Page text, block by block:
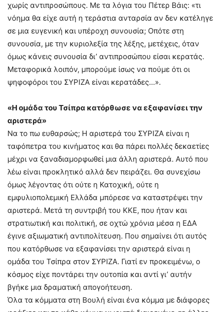
χωρίς αντιπροσώπους. Με τα λόγια του Πέτερ Βάις: «τι
νόημα θα είχε αυτή η τεράστια ανταρσία αν δεν κατέληγε
σε μια ευγενική και υπέροχη συνουσία; Οπότε στη
συνουσία, με την κυριολεξία της λέξης, μετέχεις, όταν
όμως κάνεις συνουσία δι’ αντιπροσώπου είσαι κερατάς.
Μεταφορικά λοιπόν, μπορούμε ίσως να πούμε ότι οι
ψηφοφόροι του ΣΥΡΙΖΑ είναι κερατάδες…».
«Η ομάδα του Τσίπρα κατόρθωσε να εξαφανίσει την
αριστερά»
Να το πω ευθαρσώς; Η αριστερά του ΣΥΡΙΖΑ είναι η
ταφόπετρα του κινήματος και θα πάρει πολλές δεκαετίες
μέχρι να ξαναδιαμορφωθεί μια άλλη αριστερά. Αυτό που
λέω είναι προκλητικό αλλά δεν πειράζει. Θα συνεχίσω
όμως λέγοντας ότι ούτε η Κατοχική, ούτε η
εμφυλιοπολεμική Ελλάδα μπόρεσε να καταστρέψει την
αριστερά. Μετά τη συντριβή του ΚΚΕ, που ήταν και
στρατιωτική και πολιτική, σε οχτώ χρόνια μέσα η ΕΔΑ
έγινε αξιωματική αντιπολίτευση. Που σημαίνει ότι αυτός
που κατόρθωσε να εξαφανίσει την αριστερά είναι η
ομάδα του Τσίπρα στον ΣΥΡΙΖΑ. Γιατί εν προκειμένω, ο
κόσμος είχε ποντάρει την ουτοπία και αντί γι’ αυτήν
βγήκε μια δραματική απογοήτευση.
Όλα τα κόμματα στη Βουλή είναι ένα κόμμα με διάφορες